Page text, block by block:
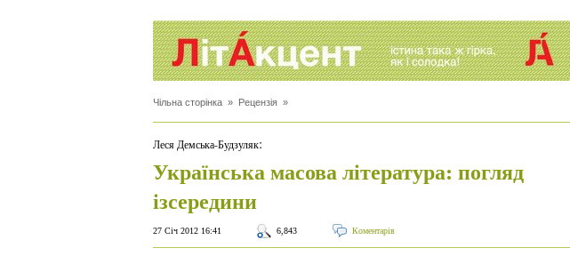
Чільна сторінка » Рецензія »
Леся Демська-Будзуляк:
Українська масова література: погляд
ізсередини
27 Січ 2012 16:41 6,843 Коментарів